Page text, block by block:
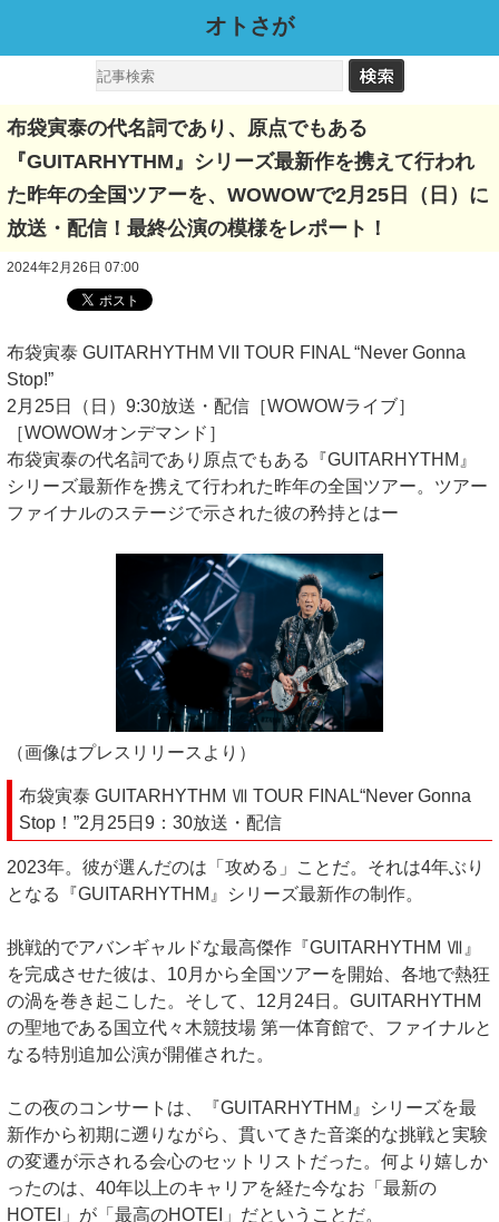
オトさが
布袋寅泰の代名詞であり、原点でもある
『GUITARHYTHM』シリーズ最新作を携えて行われ
た昨年の全国ツアーを、WOWOWで2月25日（日）に
放送・配信！最終公演の模様をレポート！
2024年2月26日 07:00
布袋寅泰 GUITARHYTHM VII TOUR FINAL “Never Gonna
Stop!”
2月25日（日）9:30放送・配信［WOWOWライブ］
［WOWOWオンデマンド］
布袋寅泰の代名詞であり原点でもある『GUITARHYTHM』
シリーズ最新作を携えて行われた昨年の全国ツアー。ツアー
ファイナルのステージで示された彼の矜持とはー
（画像はプレスリリースより）
布袋寅泰 GUITARHYTHM Ⅶ TOUR FINAL“Never Gonna
Stop！”2月25日9：30放送・配信
2023年。彼が選んだのは「攻める」ことだ。それは4年ぶり
となる『GUITARHYTHM』シリーズ最新作の制作。
挑戦的でアバンギャルドな最高傑作『GUITARHYTHM Ⅶ』
を完成させた彼は、10月から全国ツアーを開始、各地で熱狂
の渦を巻き起こした。そして、12月24日。GUITARHYTHM
の聖地である国立代々木競技場 第一体育館で、ファイナルと
なる特別追加公演が開催された。
この夜のコンサートは、『GUITARHYTHM』シリーズを最
新作から初期に遡りながら、貫いてきた音楽的な挑戦と実験
の変遷が示される会心のセットリストだった。何より嬉しか
ったのは、40年以上のキャリアを経た今なお「最新の
HOTEI」が「最高のHOTEI」だということだ。